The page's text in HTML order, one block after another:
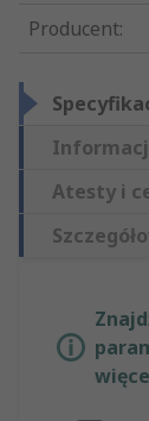
Producent:
Atesty i